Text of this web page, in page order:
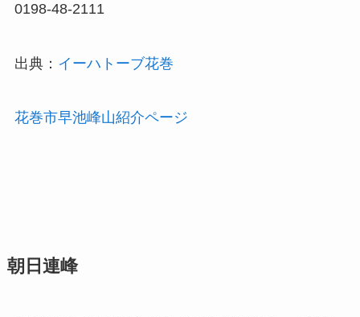
0198-48-2111
出典： イーハトーブ花巻
花巻市早池峰山紹介ページ
朝日連峰